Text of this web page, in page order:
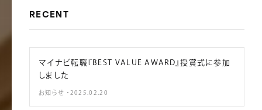
RECENT
マイナビ転職『BEST VALUE AWARD』授賞式に参加
しました
お知らせ ・2025.02.20